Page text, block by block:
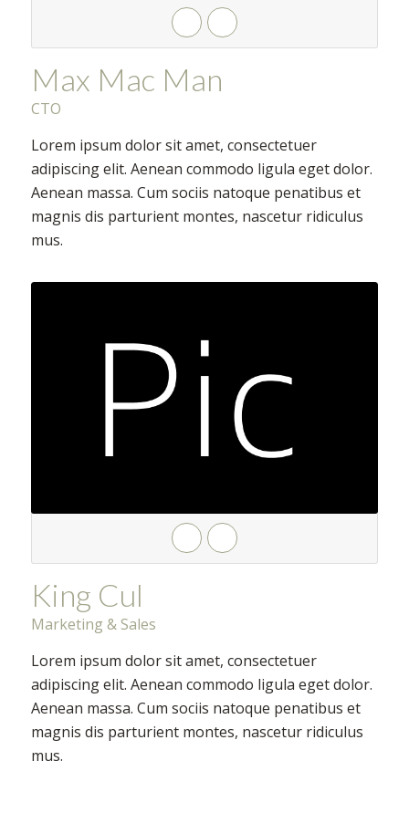
Max Mac Man
CTO
Lorem ipsum dolor sit amet, consectetuer
adipiscing elit. Aenean commodo ligula eget dolor.
Aenean massa. Cum sociis natoque penatibus et
magnis dis parturient montes, nascetur ridiculus
mus.
King Cul
Marketing & Sales
Lorem ipsum dolor sit amet, consectetuer
adipiscing elit. Aenean commodo ligula eget dolor.
Aenean massa. Cum sociis natoque penatibus et
magnis dis parturient montes, nascetur ridiculus
mus.